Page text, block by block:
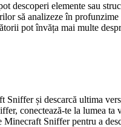
descoperi elemente sau
să analizeze în
pot învăța mai multe
Sniffer și descarcă ultima
conectează-te la lumea
Sniffer pentru a